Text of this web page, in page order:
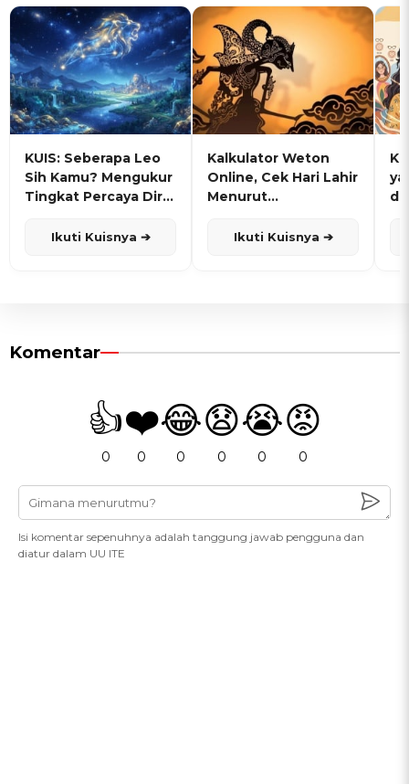
KUIS: Seberapa Leo
Sih Kamu? Mengukur
Tingkat Percaya Diri
Ikuti Kuisnya ➔
Kalkulator Weton
Online, Cek Hari Lahir
Menurut
Ikuti Kuisnya ➔
Komentar
👍
0
❤️
0
😂
0
😧
0
😭
0
😡
0
Isi komentar sepenuhnya adalah tanggung jawab pengguna dan
diatur dalam UU ITE